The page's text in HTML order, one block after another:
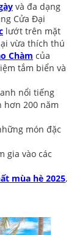
và đa dạng
Cửa Đại
lướt trên mặt
vừa thích thú
Chàm của
tắm biển và
nổi tiếng
hơn 200 năm
món đặc
gia vào các
mùa hè 2025,